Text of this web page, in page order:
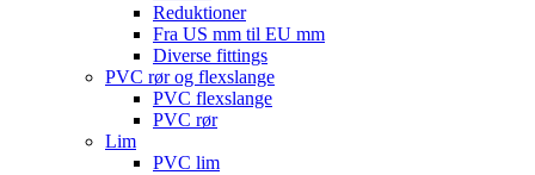
Reduktioner
Fra US mm til EU mm
Diverse fittings
PVC rør og flexslange
PVC flexslange
PVC rør
Lim
PVC lim